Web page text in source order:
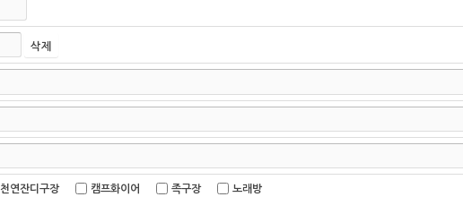
천연잔디구장 캠프화이어 족구장 노래방